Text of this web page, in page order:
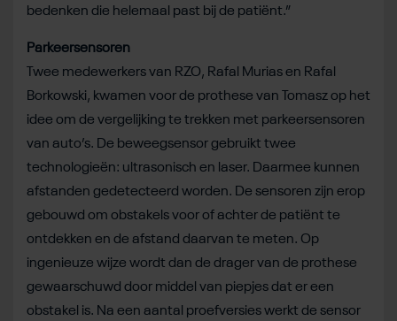
bedenken die helemaal past bij de patiënt.”
Parkeersensoren
Twee medewerkers van RZO, Rafal Murias en Rafal
Borkowski, kwamen voor de prothese van Tomasz op het
idee om de vergelijking te trekken met parkeersensoren
van auto’s. De beweegsensor gebruikt twee
technologieën: ultrasonisch en laser. Daarmee kunnen
afstanden gedetecteerd worden. De sensoren zijn erop
gebouwd om obstakels voor of achter de patiënt te
ontdekken en de afstand daarvan te meten. Op
ingenieuze wijze wordt dan de drager van de prothese
gewaarschuwd door middel van piepjes dat er een
obstakel is. Na een aantal proefversies werkt de sensor